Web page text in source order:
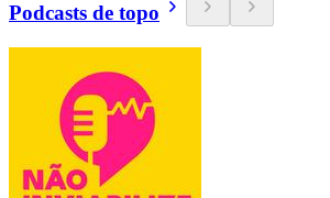
Podcasts de topo